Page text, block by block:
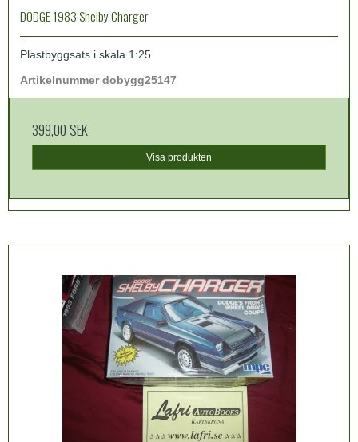
DODGE 1983 Shelby Charger
Plastbyggsats i skala 1:25.
Artikelnummer dobygg25147
399,00 SEK
Visa produkten